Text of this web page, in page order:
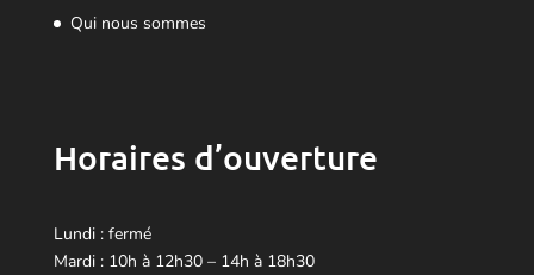
Qui nous sommes
Horaires d’ouverture
Lundi : fermé
Mardi : 10h à 12h30 – 14h à 18h30